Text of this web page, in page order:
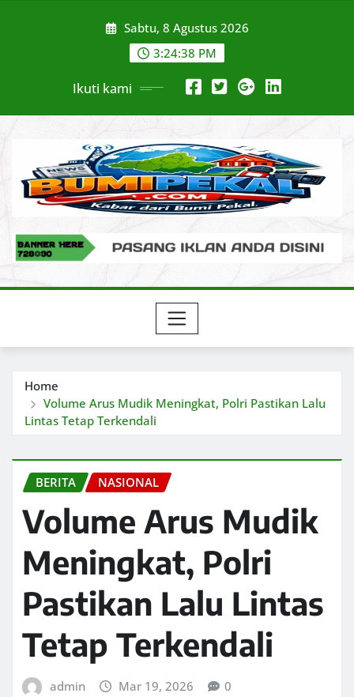
Sabtu, 8 Agustus 2026
3:24:39 PM
Ikuti kami
Home
Volume Arus Mudik Meningkat, Polri Pastikan Lalu
Lintas Tetap Terkendali
BERITA NASIONAL
Volume Arus Mudik
Meningkat, Polri
Pastikan Lalu Lintas
Tetap Terkendali
admin Mar 19, 2026 0